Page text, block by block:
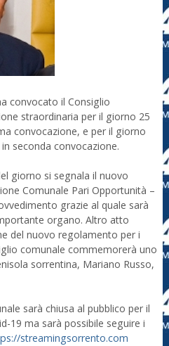
convocato il Consiglio
straordinaria per il giorno 25
convocazione, e per il giorno
seconda convocazione.
giorno si segnala il nuovo
Comunale Pari Opportunità –
grazie al quale sarà
organo. Altro atto
del nuovo regolamento per i
comunale commemorerà uno
sorrentina, Mariano Russo,
sarà chiusa al pubblico per il
19 ma sarà possibile seguire i
streamingsorrento.com